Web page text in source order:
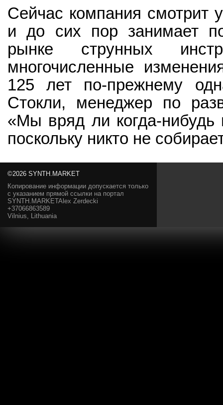
Сейчас компания смотрит
и до сих пор занимает
рынке струнных
многочисленные
125 лет по-прежнему
Стокли, менеджер по
«Мы вряд ли когда-нибудь
поскольку никто не
©2026 SYNTH.MARKET
Копирование информации допускается только
с указанием прямой ссылки на портал
SYNTH.MARKETAlex Zerdecki
+37066863589
Vilnius, Lithuania